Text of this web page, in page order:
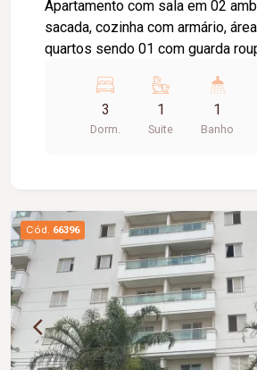
Apartamento com sala em 02
sacada, cozinha com armário,
quartos sendo 01 com guarda
vidro e 01 banheiro social com
condomínio conta com elevador,
estacionamento, portaria 24
3
Dorm.
1
Suite
1
Banho
Cód. 66396